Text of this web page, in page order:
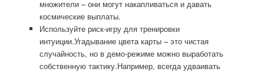
множители – они могут накапливаться и давать
космические выплаты.
Используйте риск-игру для тренировки
интуиции.Угадывание цвета карты – это чистая
случайность, но в демо-режиме можно выработать
собственную тактику.Например, всегда удваивать